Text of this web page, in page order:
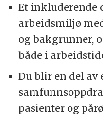
Et inkluderende
arbeidsmiljø
og bakgrunner,
både i
Du blir en del av
pasienter og